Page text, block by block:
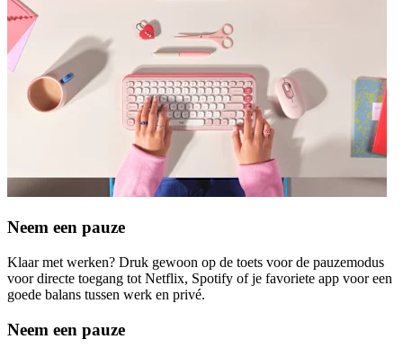
Neem een pauze
Klaar met werken? Druk gewoon op de toets voor de pauzemodus
voor directe toegang tot Netflix, Spotify of je favoriete app voor een
goede balans tussen werk en privé.
Neem een pauze